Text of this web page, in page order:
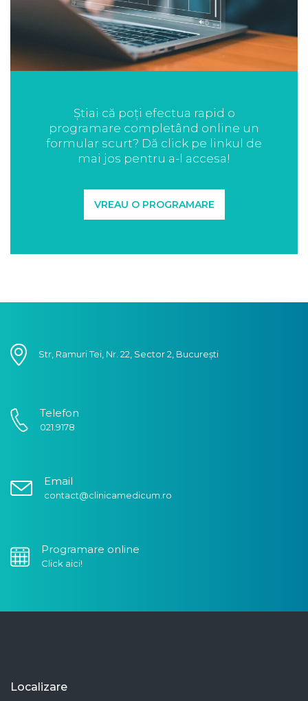
Știai că poți efectua rapid o
programare completând online un
formular scurt? Dă click pe linkul de
mai jos pentru a-l accesa!
VREAU O PROGRAMARE
Str, Ramuri Tei, Nr. 22, Sector 2, București
Telefon
021.9178
Email
contact@clinicamedicum.ro
Programare online
Click aici!
Localizare